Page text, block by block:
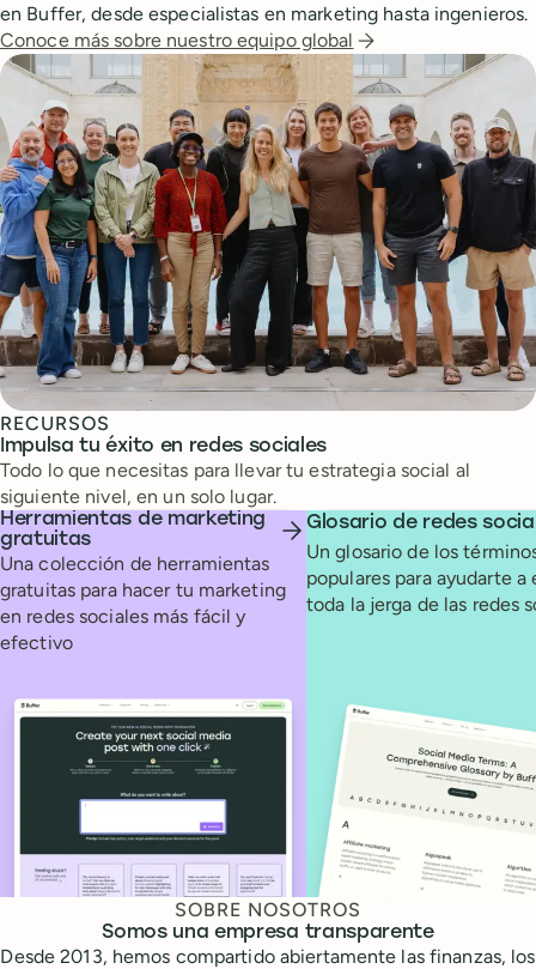
en Buffer, desde especialistas en marketing hasta ingenieros.
Conoce más sobre nuestro equipo global
RECURSOS
Impulsa tu éxito en redes sociales
Todo lo que necesitas para llevar tu estrategia social al
siguiente nivel, en un solo lugar.
Herramientas de marketing
gratuitas
Una colección de herramientas
gratuitas para hacer tu marketing
en redes sociales más fácil y
efectivo
Glosario de redes
Un glosario de los
populares para ayudarte a
toda la jerga de las redes
SOBRE NOSOTROS
Somos una empresa transparente
Desde 2013, hemos compartido abiertamente las finanzas, los